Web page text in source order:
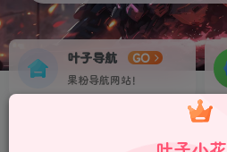
叶子导航 GO
果粉导航网站！
收集IPA各种素材资源！